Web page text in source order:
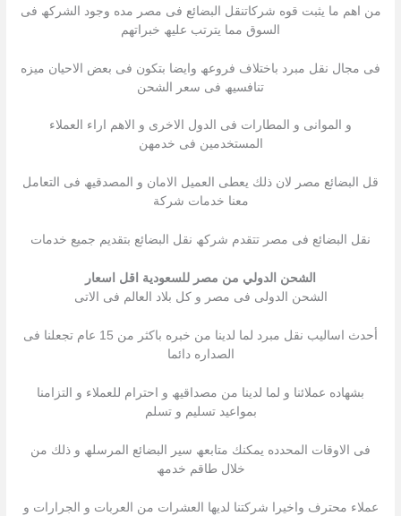
من اھم ما یثبت قوه شركاتنقل البضائع فى مصر مده وجود الشركھ فى
السوق مما یترتب علیھ خبراتھم
فى مجال نقل مبرد باختلاف فروعھ وایضا بتكون فى بعض الاحیان میزه
تنافسیھ فى سعر الشحن
و الموانى و المطارات فى الدول الاخرى و الاھم اراء العملاء
المستخدمین فى خدمھن
قل البضائع مصر لان ذلك یعطى العمیل الامان و المصدقیھ فى التعامل
معنا خدمات شركة
نقل البضائع فى مصر تتقدم شركھ نقل البضائع بتقدیم جمیع خدمات
الشحن الدولي من مصر للسعودية اقل اسعار
الشحن الدولى فى مصر و كل بلاد العالم فى الاتى
أحدث اسالیب نقل مبرد لما لدینا من خبره باكثر من 15 عام تجعلنا فى
الصداره دائما
بشھاده عملائنا و لما لدینا من مصداقیھ و احترام للعملاء و التزامنا
بمواعید تسلیم و تسلم
فى الاوقات المحدده یمكنك متابعھ سیر البضائع المرسلھ و ذلك من
خلال طاقم خدمھ
عملاء محترف واخیرا شركتنا لدیھا العشرات من العربات و الجرارات و